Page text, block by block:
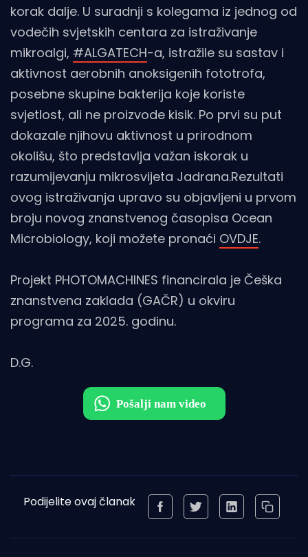
korak dalje. U suradnji s kolegama iz jednog od
vodečih svjetskih centara za istraživanje
mikroalgi, #ALGATECH-a, istražile su sastav i
aktivnost aerobnih anoksigenih fototrofa,
posebne skupine bakterija koje koriste
svjetlost, ali ne proizvode kisik. Po prvi su put
dokazale njihovu aktivnost u prirodnom
okolišu, što predstavlja važan iskorak u
razumijevanju mikrosvijeta Jadrana.Rezultati
ovog istraživanja upravo su objavljeni u prvom
broju novog znanstvenog časopisa Ocean
Microbiology, koji možete pronaći OVDJE.
Projekt PHOTOMACHINES financirala je Češka
znanstvena zaklada (GAČR) u okviru
programa za 2025. godinu.
D.G.
Podijelite ovaj članak